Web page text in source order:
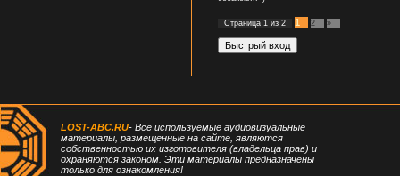
Страница 1 из 2 1 2 »
LOST-ABC.RU- Все используемые аудиовизуальные
материалы, размещенные на сайте, являются
собственностью их изготовителя (владельца прав) и
охраняются законом. Эти материалы предназначены
только для ознакомления!